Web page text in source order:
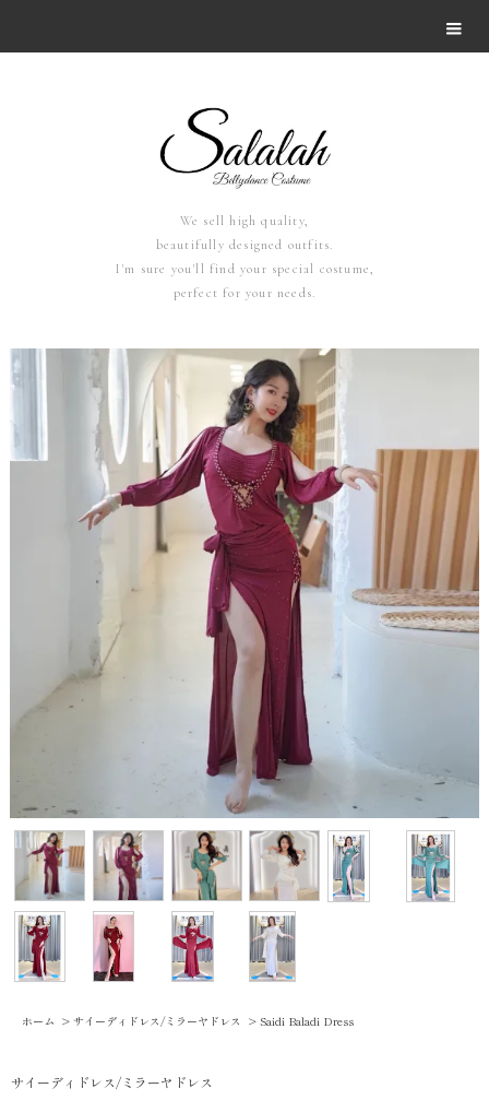
We sell high quality,
beautifully designed outfits.
I'm sure you'll find your special costume,
perfect for your needs.
ホーム > サイーディドレス/ミラーヤドレス > Saidi Baladi Dress
サイーディドレス/ミラーヤドレス